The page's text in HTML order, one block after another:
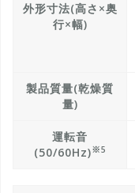
外形寸法(高さ×奥
行×幅)
製品質量(乾燥質
量)
運転音
(50/60Hz)※5